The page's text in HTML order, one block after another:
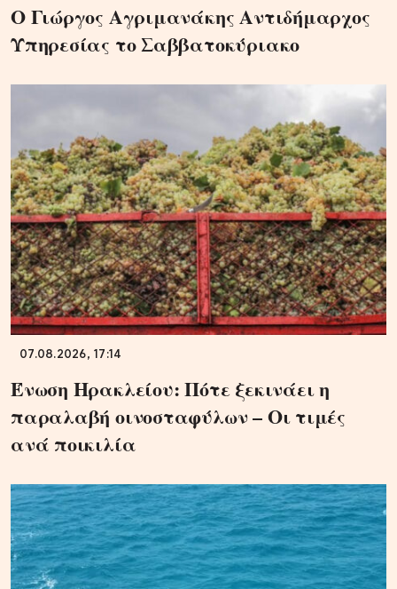
Ο Γιώργος Αγριμανάκης Αντιδήμαρχος
Υπηρεσίας το Σαββατοκύριακο
07.08.2026, 17:14
Ένωση Ηρακλείου: Πότε ξεκινάει η
παραλαβή οινοσταφύλων – Οι τιμές
ανά ποικιλία